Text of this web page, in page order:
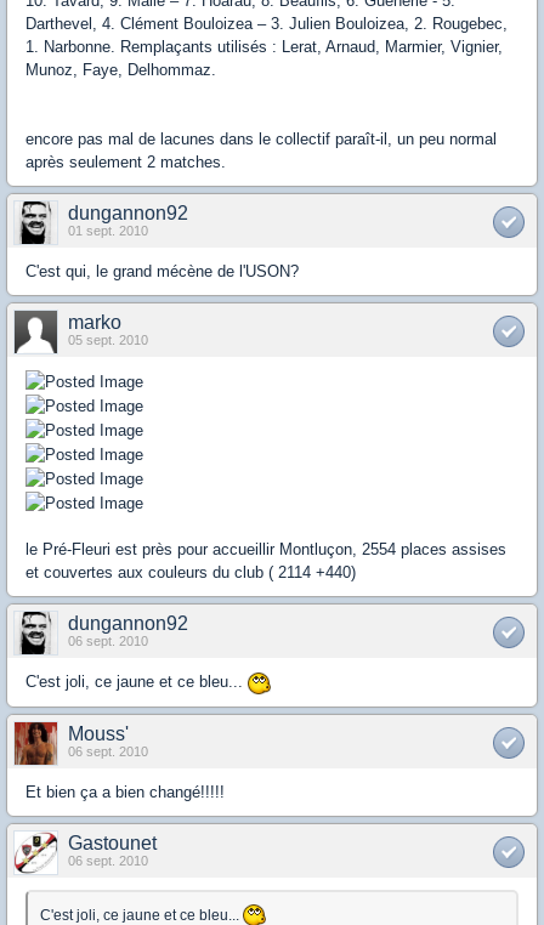
Darthevel, 4. Clément Bouloizea – 3. Julien Bouloizea, 2. Rougebec,
1. Narbonne. Remplaçants utilisés : Lerat, Arnaud, Marmier, Vignier,
Munoz, Faye, Delhommaz.
encore pas mal de lacunes dans le collectif paraît-il, un peu normal
après seulement 2 matches.
dungannon92
01 sept. 2010
C'est qui, le grand mécène de l'USON?
marko
05 sept. 2010
le Pré-Fleuri est près pour accueillir Montluçon, 2554 places assises
et couvertes aux couleurs du club ( 2114 +440)
dungannon92
06 sept. 2010
C'est joli, ce jaune et ce bleu...
Mouss'
06 sept. 2010
Et bien ça a bien changé!!!!!
Gastounet
06 sept. 2010
C'est joli, ce jaune et ce bleu...